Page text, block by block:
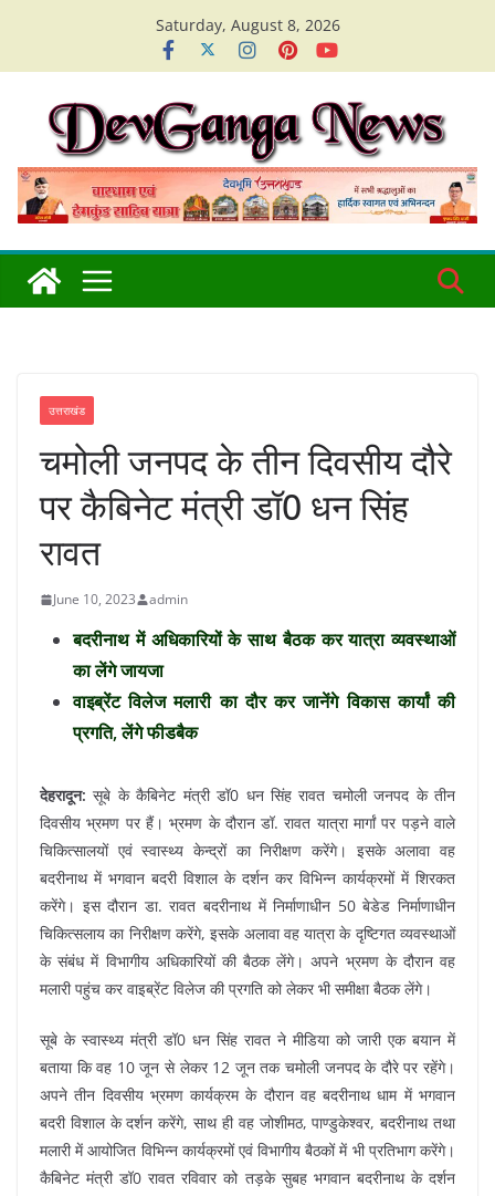
content
Saturday, August 8, 2026
उत्तराखंड
चमोली जनपद के तीन दिवसीय दौरे
पर कैबिनेट मंत्री डॉ0 धन सिंह
रावत
June 10, 2023 admin
बदरीनाथ में अधिकारियों के साथ बैठक कर यात्रा व्यवस्थाओं
का लेंगे जायजा
वाइब्रेंट विलेज मलारी का दौर कर जानेंगे विकास कार्यां की
प्रगति, लेंगे फीडबैक
देहरादून: सूबे के कैबिनेट मंत्री डॉ0 धन सिंह रावत चमोली जनपद के तीन
दिवसीय भ्रमण पर हैं। भ्रमण के दौरान डॉ. रावत यात्रा मार्गां पर पड़ने वाले
चिकित्सालयों एवं स्वास्थ्य केन्द्रों का निरीक्षण करेंगे। इसके अलावा वह
बदरीनाथ में भगवान बदरी विशाल के दर्शन कर विभिन्न कार्यक्रमों में शिरकत
करेंगे। इस दौरान डा. रावत बदरीनाथ में निर्माणाधीन 50 बेडेड निर्माणाधीन
चिकित्सलाय का निरीक्षण करेंगे, इसके अलावा वह यात्रा के दृष्टिगत व्यवस्थाओं
के संबंध में विभागीय अधिकारियों की बैठक लेंगे। अपने भ्रमण के दौरान वह
मलारी पहुंच कर वाइब्रेंट विलेज की प्रगति को लेकर भी समीक्षा बैठक लेंगे।
सूबे के स्वास्थ्य मंत्री डॉ0 धन सिंह रावत ने मीडिया को जारी एक बयान में
बताया कि वह 10 जून से लेकर 12 जून तक चमोली जनपद के दौरे पर रहेंगे।
अपने तीन दिवसीय भ्रमण कार्यक्रम के दौरान वह बदरीनाथ धाम में भगवान
बदरी विशाल के दर्शन करेंगे, साथ ही वह जोशीमठ, पाण्डुकेश्वर, बदरीनाथ तथा
मलारी में आयोजित विभिन्न कार्यक्रमों एवं विभागीय बैठकों में भी प्रतिभाग करेंगे।
कैबिनेट मंत्री डॉ0 रावत रविवार को तड़के सुबह भगवान बदरीनाथ के दर्शन